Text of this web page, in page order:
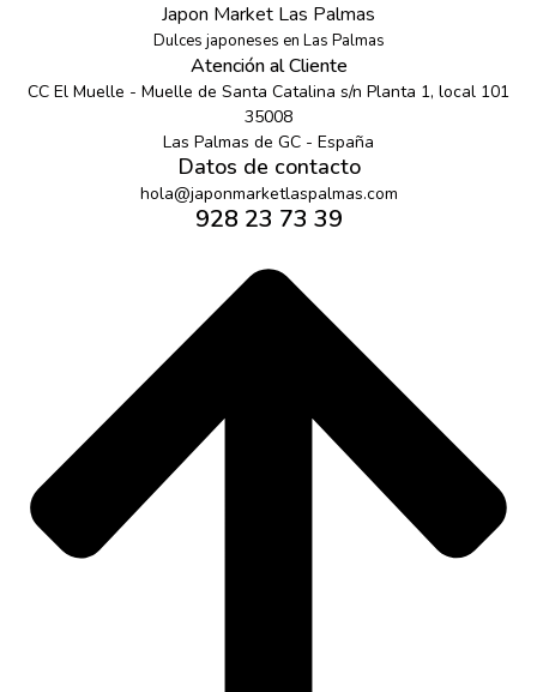
Japon Market Las Palmas
Dulces japoneses en Las Palmas
Atención al Cliente
CC El Muelle - Muelle de Santa Catalina s/n Planta 1, local 101
35008
Las Palmas de GC - España
Datos de contacto
hola@japonmarketlaspalmas.com
928 23 73 39